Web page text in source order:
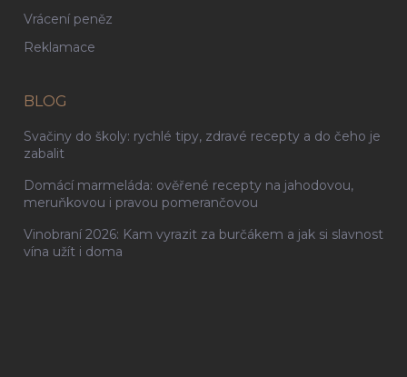
Vrácení peněz
Reklamace
BLOG
Svačiny do školy: rychlé tipy, zdravé recepty a do čeho je
zabalit
Domácí marmeláda: ověřené recepty na jahodovou,
meruňkovou i pravou pomerančovou
Vinobraní 2026: Kam vyrazit za burčákem a jak si slavnost
vína užít i doma